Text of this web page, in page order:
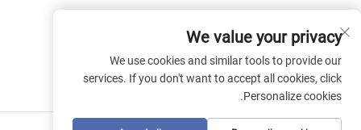
We value your privacy
We use cookies and similar tools to provide our
services. If you don't want to accept all cookies, click
Personalize cookies.